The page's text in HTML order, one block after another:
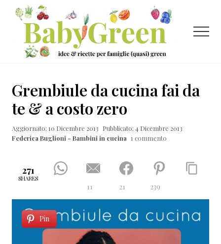
Menu
Passa
contenuto
principale
Passa
laterale
primaria
Passa
ricette
per
famiglie
Menu
Grembiule da cucina fai da
te & a costo zero
Aggiornato: 10 Dicembre 2013 Pubblicato: 4 Dicembre 2013
Federica Buglioni - Bambini in cucina 1 commento
271
SHARES
11 21 239
Pin